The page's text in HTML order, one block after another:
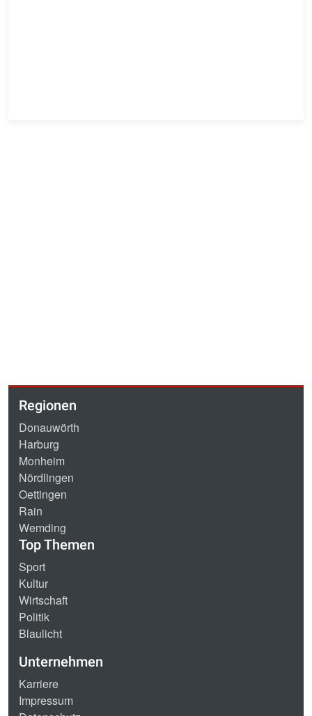
Regionen
Donauwörth
Harburg
Monheim
Nördlingen
Oettingen
Rain
Wemding
Top Themen
Sport
Kultur
Wirtschaft
Politik
Blaulicht
Unternehmen
Karriere
Impressum